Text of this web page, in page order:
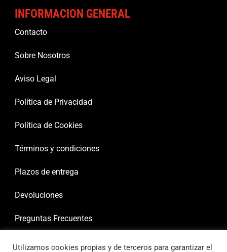
INFORMACION GENERAL
Contacto
Sobre Nosotros
Aviso Legal
Política de Privacidad
Política de Cookies
Términos y condiciones
Plazos de entrega
Devoluciones
Preguntas Frecuentes
Utilizamos cookies propias y de terceros para garantizar el